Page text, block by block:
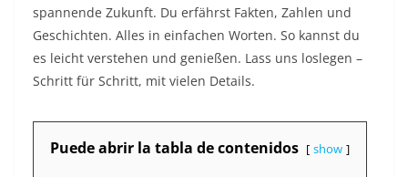
spannende Zukunft. Du erfährst Fakten, Zahlen und
Geschichten. Alles in einfachen Worten. So kannst du
es leicht verstehen und genießen. Lass uns loslegen –
Schritt für Schritt, mit vielen Details.
Puede abrir la tabla de contenidos show